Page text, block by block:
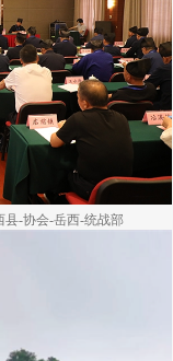
县-协会-岳西-统战部